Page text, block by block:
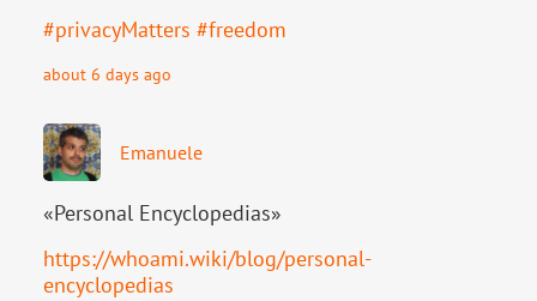
#privacyMatters #freedom
about 6 days ago
Emanuele
«Personal Encyclopedias»
https://whoami.wiki/blog/personal-
encyclopedias